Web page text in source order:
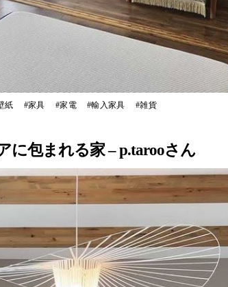
紙 家具 家電 輸入家具 雑貨
に包まれる家 – p.tarooさん